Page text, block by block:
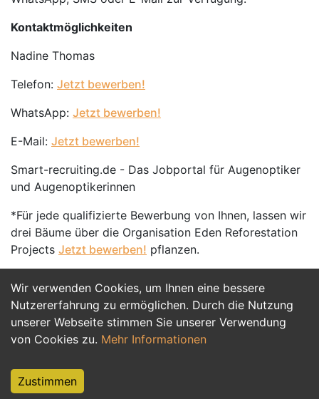
Wir verwenden Cookies, um Ihnen eine bessere
Nutzererfahrung zu ermöglichen. Durch die Nutzung
unserer Webseite stimmen Sie unserer Verwendung
von Cookies zu. Mehr Informationen
Zustimmen
Kontaktmöglichkeiten
Nadine Thomas
Telefon: Jetzt bewerben!
WhatsApp: Jetzt bewerben!
E-Mail: Jetzt bewerben!
Smart-recruiting.de - Das Jobportal für Augenoptiker
und Augenoptikerinnen
*Für jede qualifizierte Bewerbung von Ihnen, lassen wir
drei Bäume über die Organisation Eden Reforestation
Projects Jetzt bewerben! pflanzen.
Jetzt Bewerben